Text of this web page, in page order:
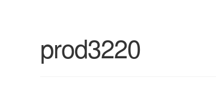
prod3220